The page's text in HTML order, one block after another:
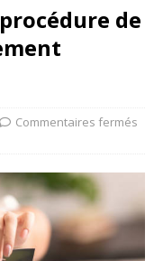
de
Commentaires fermés